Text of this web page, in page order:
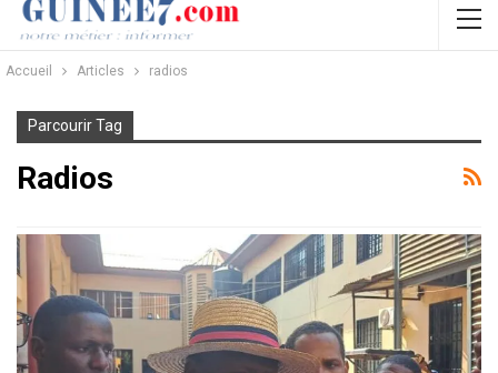
Accueil Articles radios
Parcourir Tag
Radios